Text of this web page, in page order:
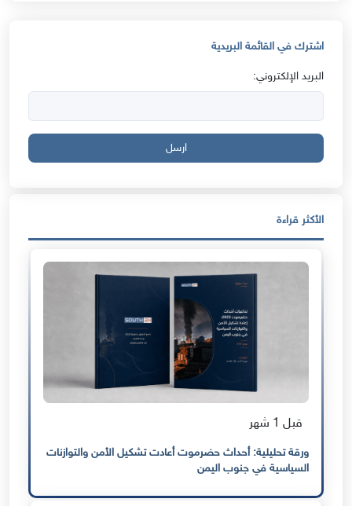
اشترك في القائمة البريدية
البريد الإلكتروني:
ارسل
الأكثر قراءة
قبل 1 شهر
ورقة تحليلية: أحداث حضرموت أعادت تشكيل الأمن والتوازنات
السياسية في جنوب اليمن